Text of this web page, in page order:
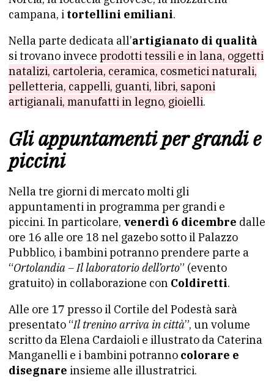
campana, i tortellini emiliani.
Nella parte dedicata all’artigianato di qualità
si trovano invece prodotti tessili e in lana, oggetti
natalizi, cartoleria, ceramica, cosmetici naturali,
pelletteria, cappelli, guanti, libri, saponi
artigianali, manufatti in legno, gioielli.
Gli appuntamenti per grandi e
piccini
Nella tre giorni di mercato molti gli
appuntamenti in programma per grandi e
piccini. In particolare, venerdì 6 dicembre dalle
ore 16 alle ore 18 nel gazebo sotto il Palazzo
Pubblico, i bambini potranno prendere parte a
“Ortolandia – Il laboratorio dell’orto” (evento
gratuito) in collaborazione con Coldiretti.
Alle ore 17 presso il Cortile del Podestà sarà
presentato “Il trenino arriva in città”, un volume
scritto da Elena Cardaioli e illustrato da Caterina
Manganelli e i bambini potranno colorare e
disegnare insieme alle illustratrici.